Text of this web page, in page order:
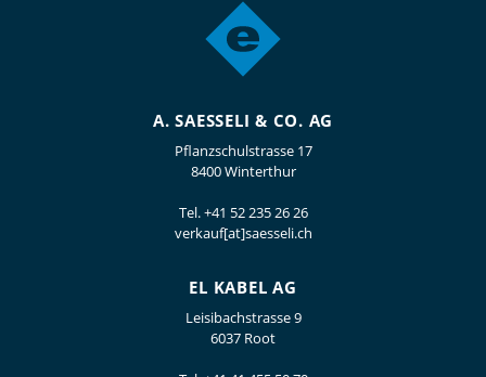
A. SAESSELI & CO. AG
Pflanzschulstrasse 17
8400 Winterthur
Tel.+41 52 235 26 26
verkauf[at]saesseli.ch
EL KABEL AG
Leisibachstrasse 9
6037 Root